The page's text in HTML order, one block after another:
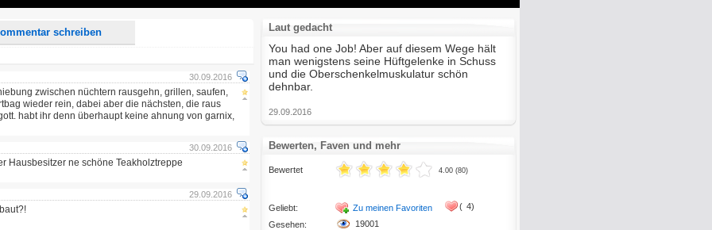
schreiben
30.09.2016
zwischen nüchtern rausgehn, grillen, saufen,
wieder rein, dabei aber die nächsten, die raus
habt ihr denn überhaupt keine ahnung von garnix,
30.09.2016
Hausbesitzer ne schöne Teakholztreppe
29.09.2016
Laut gedacht
You had one Job! Aber auf diesem Wege hält
man wenigstens seine Hüftgelenke in Schuss
und die Oberschenkelmuskulatur schön
dehnbar.
29.09.2016
Bewerten, Faven und mehr
Bewertet
Geliebt:
Gesehen:
4.00 (80)
Zu meinen Favoriten
19001
( 4)